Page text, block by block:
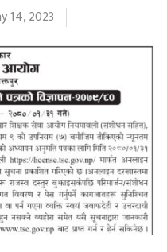
14, 2023